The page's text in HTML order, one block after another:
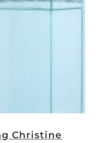
Christine